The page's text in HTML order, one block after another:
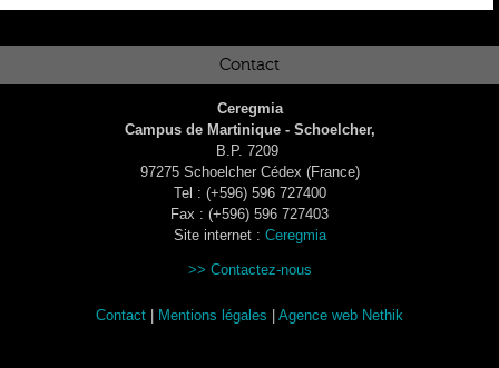
Contact
Ceregmia
Campus de Martinique - Schoelcher,
B.P. 7209
97275 Schoelcher Cédex (France)
Tel : (+596) 596 727400
Fax : (+596) 596 727403
Site internet : Ceregmia
>> Contactez-nous
Contact Mentions légales Agence web Nethik